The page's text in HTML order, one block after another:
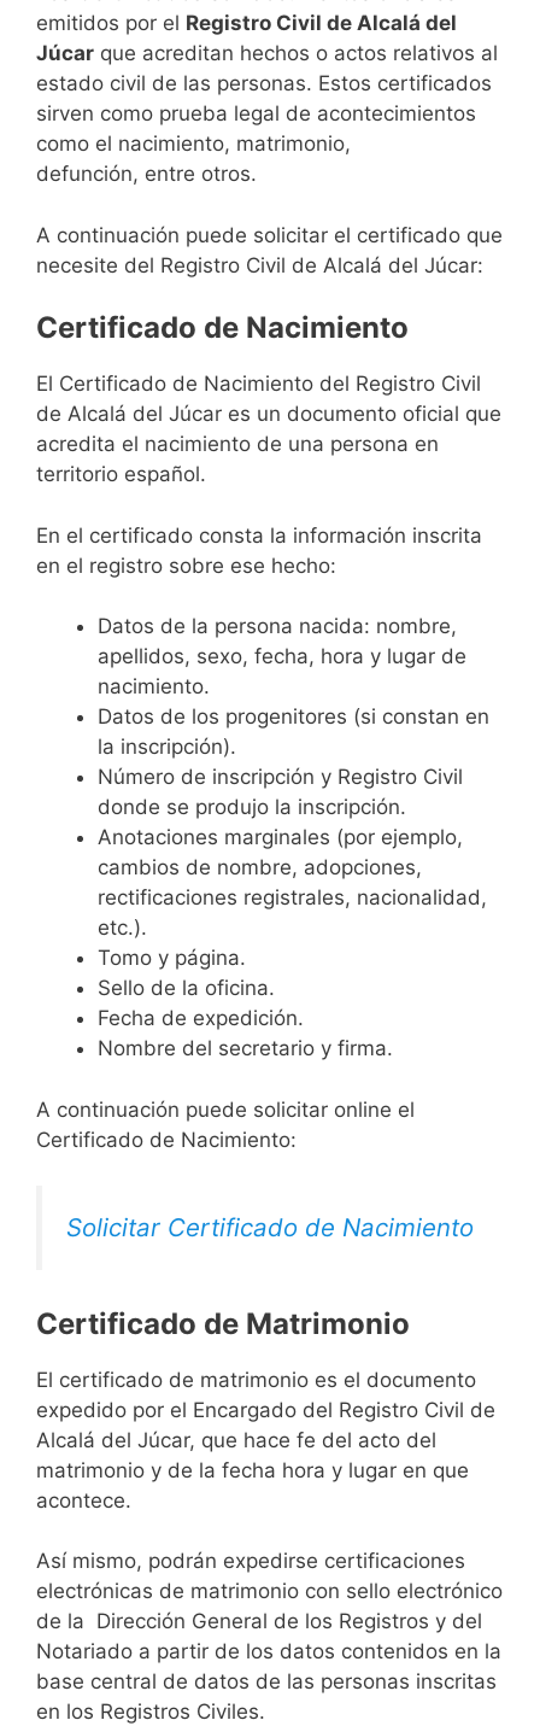
emitidos por el Registro Civil de Alcalá del
Júcar que acreditan hechos o actos relativos al
estado civil de las personas. Estos certificados
sirven como prueba legal de acontecimientos
como el nacimiento, matrimonio,
defunción, entre otros.
A continuación puede solicitar el certificado que
necesite del Registro Civil de Alcalá del Júcar:
Certificado de Nacimiento
El Certificado de Nacimiento del Registro Civil
de Alcalá del Júcar es un documento oficial que
acredita el nacimiento de una persona en
territorio español.
En el certificado consta la información inscrita
en el registro sobre ese hecho:
Datos de la persona nacida: nombre,
apellidos, sexo, fecha, hora y lugar de
nacimiento.
Datos de los progenitores (si constan en
la inscripción).
Número de inscripción y Registro Civil
donde se produjo la inscripción.
Anotaciones marginales (por ejemplo,
cambios de nombre, adopciones,
rectificaciones registrales, nacionalidad,
etc.).
Tomo y página.
Sello de la oficina.
Fecha de expedición.
Nombre del secretario y firma.
A continuación puede solicitar online el
Certificado de Nacimiento:
Solicitar Certificado de Nacimiento
Certificado de Matrimonio
El certificado de matrimonio es el documento
expedido por el Encargado del Registro Civil de
Alcalá del Júcar, que hace fe del acto del
matrimonio y de la fecha hora y lugar en que
acontece.
Así mismo, podrán expedirse certificaciones
electrónicas de matrimonio con sello electrónico
de la Dirección General de los Registros y del
Notariado a partir de los datos contenidos en la
base central de datos de las personas inscritas
en los Registros Civiles.